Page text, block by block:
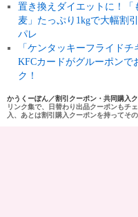
置き換えダイエットに！「
麦」たっぷり1kgで大幅割
パレ
「ケンタッキーフライドチ
KFCカードがグルーポンで
ク！
かうくーぽん／割引クーポン・共同購入
リンク集で、日替わり出品クーポンもチ
入、あとは割引購入クーポンを持ってそ